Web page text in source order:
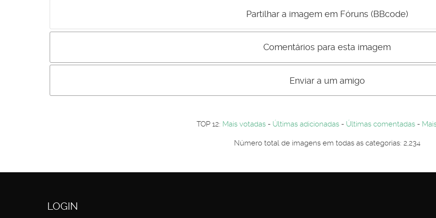
Partilhar a imagem em Fóruns (BBcode)
Incluir imagem :
Comentários para esta imagem
Os comentário não são visiveis para visitantes. Por-favor registe-
Os visitantes não estão autorizados a colocar comentários. Por-favor registe-se...Enviar a um amigo
Primeiro autentique-se...
TOP 12: Mais votadas - Últimas adicionadas - Últimas comentadas -
Número total de imagens em todas as categorias: 2,234
LOGIN